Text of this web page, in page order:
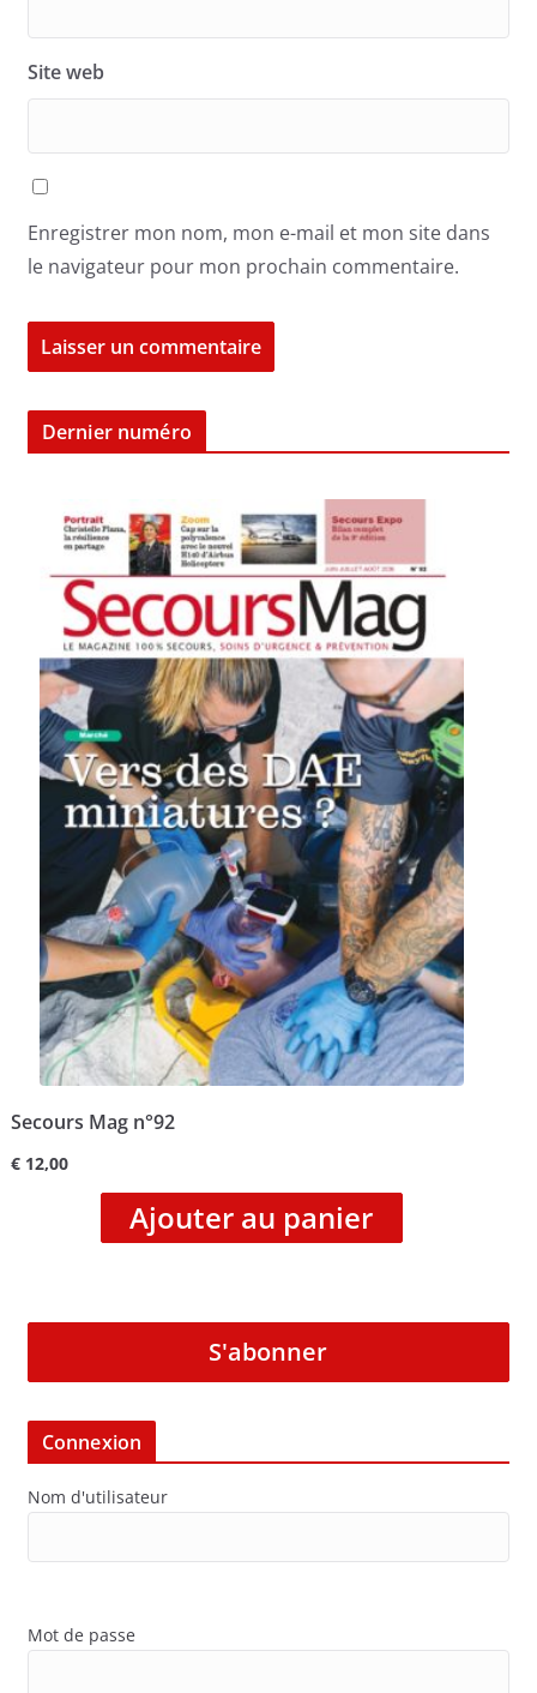
Site web
Enregistrer mon nom, mon e-mail et mon site dans
le navigateur pour mon prochain commentaire.
Dernier numéro
Secours Mag n°92
€12,00
Ajouter au panier
S'abonner
Connexion
Nom d'utilisateur
Mot de passe